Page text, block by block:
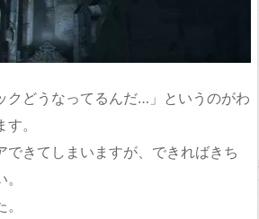
クどうなってるんだ…」というのがわ
。
できてしまいますが、できればきち